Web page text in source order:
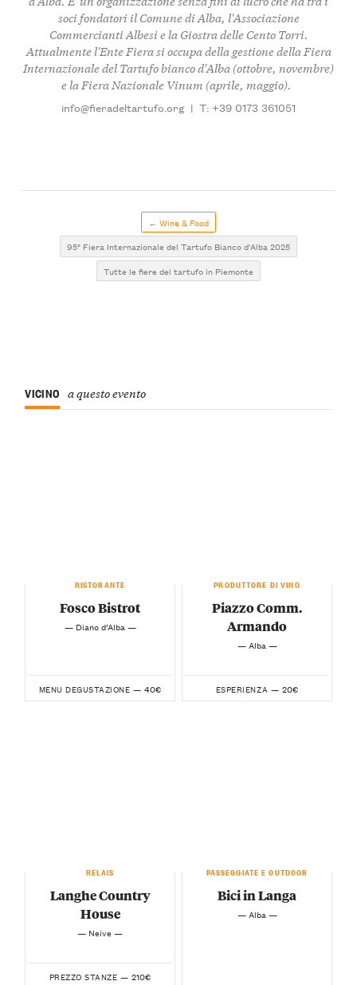
soci fondatori il Comune di Alba, l'Associazione
Commercianti Albesi e la Giostra delle Cento Torri.
Attualmente l'Ente Fiera si occupa della gestione della Fiera
Internazionale del Tartufo bianco d'Alba (ottobre, novembre)
e la Fiera Nazionale Vinum (aprile, maggio).
info@fieradeltartufo.org | T: +39 0173 361051
← Wine & Food
95° Fiera Internazionale del Tartufo Bianco d'Alba 2025
Tutte le fiere del tartufo in Piemonte
VICINO a questo evento
RISTORANTE
Fosco Bistrot
— Diano d’Alba —
MENU DEGUSTAZIONE — 40€
PRODUTTORE DI VINO
Piazzo Comm.
Armando
— Alba —
ESPERIENZA — 20€
RELAIS
Langhe Country
House
— Neive —
PREZZO STANZE — 210€
PASSEGGIATE E OUTDOOR
Bici in Langa
— Alba —